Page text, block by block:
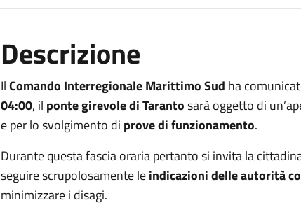
Descrizione
IlComando Interregionale Marittimo Sud ha
04:00, il ponte girevole di Tarantosarà oggetto di
e per lo svolgimento di prove di funzionamento.
Durante questa fascia oraria pertanto si invita la
seguire scrupolosamente leindicazioni delle autorità
minimizzare i disagi.